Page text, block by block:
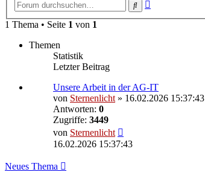
Suche
1 Thema • Seite 1 von 1
Themen
Statistik
Letzter Beitrag
Unsere Arbeit in der AG-IT
von Sternenlicht » 16.02.2026 15:37:43
Antworten: 0
Zugriffe: 3449
von Sternenlicht
16.02.2026 15:37:43
Neues Thema